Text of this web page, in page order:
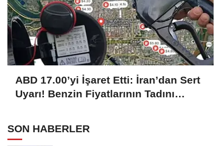
ABD 17.00’yi İşaret Etti: İran’dan Sert
Uyarı! Benzin Fiyatlarının Tadını
SON HABERLER